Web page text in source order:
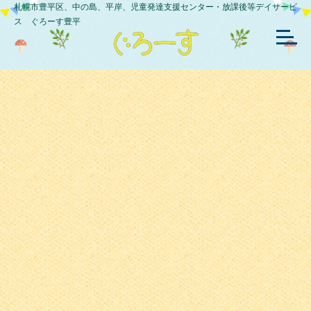
札幌市豊平区、中の島、平岸、児童発達支援センター・放課後等デイサービ
ス ぐろーす豊平